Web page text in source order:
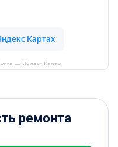
— Яндекс Карты
ремонта